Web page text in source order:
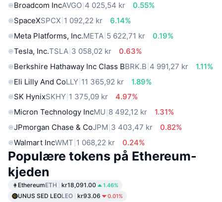
Broadcom IncAVGO 4 025,54 kr
0.55%
SpaceXSPCX 1 092,22 kr
6.14%
Meta Platforms, Inc.META 5 622,71 kr
0.19%
Tesla, Inc.TSLA 3 058,02 kr
0.63%
Berkshire Hathaway Inc Class BBRK.B 4 991,27 kr
1.11%
Eli Lilly And CoLLY 11 365,92 kr
1.89%
SK HynixSKHY 1 375,09 kr
4.97%
Micron Technology IncMU 8 492,12 kr
1.31%
JPmorgan Chase & CoJPM 3 403,47 kr
0.82%
Walmart IncWMT 1 068,22 kr 0.24%
Populære tokens på Ethereum-
kjeden
EthereumETH kr18,091.00 1.46%
UNUS SED LEOLEO kr93.06 0.01%